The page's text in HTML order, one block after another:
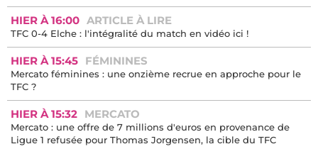
HIER À 16:00 ARTICLE À LIRE
TFC 0-4 Elche : l'intégralité du match en vidéo ici !
HIER À 15:45 FÉMININES
Mercato féminines : une onzième recrue en approche pour le
TFC ?
HIER À 15:32 MERCATO
Mercato : une offre de 7 millions d'euros en provenance de
Ligue 1 refusée pour Thomas Jorgensen, la cible du TFC